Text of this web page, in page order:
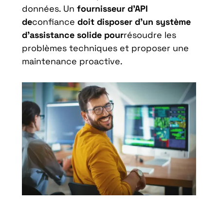
données. Un fournisseur d’API
deconfiance doit disposer d’un système
d’assistance solide pourrésoudre les
problèmes techniques et proposer une
maintenance proactive.